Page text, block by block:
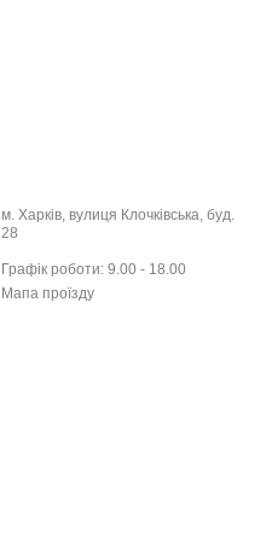
м. Харків, вулиця Клочківська, буд.
28
Графік роботи: 9.00 - 18.00
Мапа проїзду